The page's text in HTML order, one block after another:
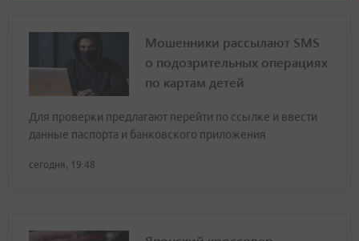
Мошенники рассылают SMS
о подозрительных операциях
по картам детей
Для проверки предлагают перейти по ссылке и ввести
данные паспорта и банковского приложения
сегодня, 19:48